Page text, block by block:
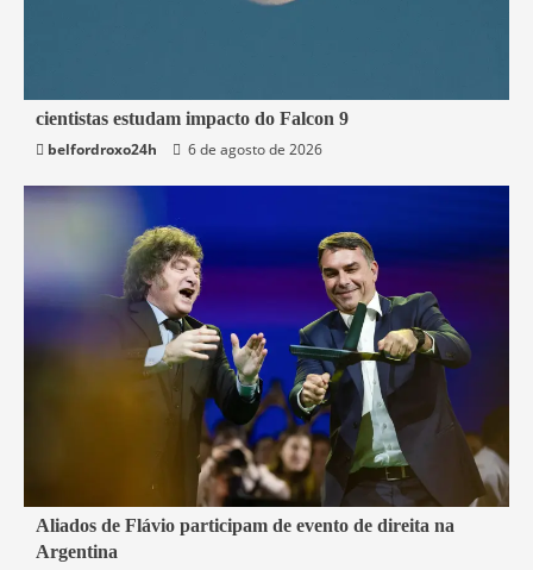
2 min read
Mundo
cientistas estudam impacto do Falcon 9
belfordroxo24h
6 de agosto de 2026
2 min read
Mundo
Aliados de Flávio participam de evento de direita na
Argentina